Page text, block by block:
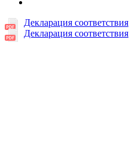
Декларация соответствия
Декларация соответствия